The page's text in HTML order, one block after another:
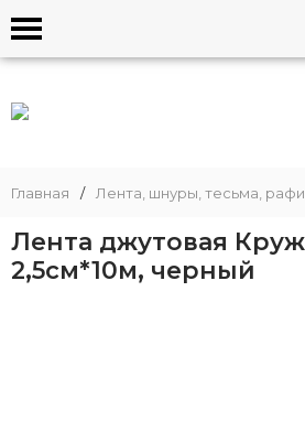
Главная / Лента, шнуры, тесьма,
Лента джутовая
2,5см*10м, черный